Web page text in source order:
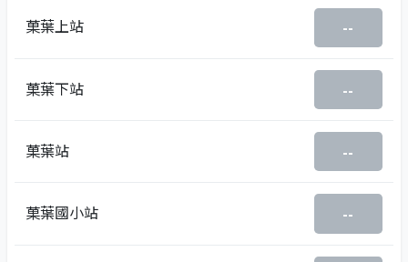
菓葉上站 --
菓葉下站 --
菓葉站 --
菓葉國小站 --